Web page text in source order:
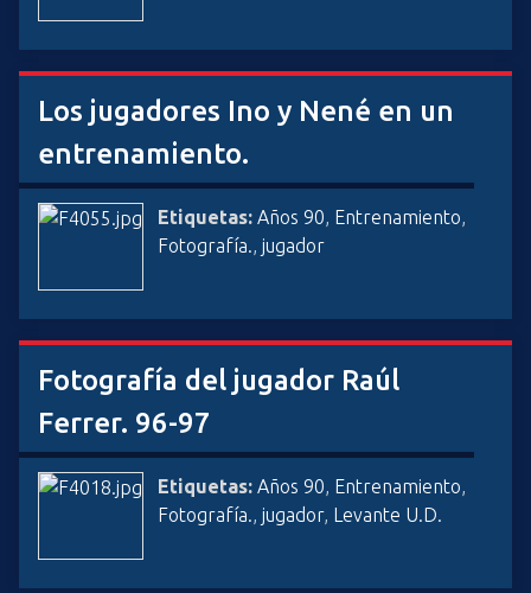
Los jugadores Ino y Nené en un
entrenamiento.
Etiquetas: Años 90, Entrenamiento,
Fotografía., jugador
Fotografía del jugador Raúl
Ferrer. 96-97
Etiquetas: Años 90, Entrenamiento,
Fotografía., jugador, Levante U.D.